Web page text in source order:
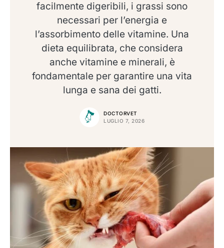
facilmente digeribili, i grassi sono
necessari per l’energia e
l’assorbimento delle vitamine. Una
dieta equilibrata, che considera
anche vitamine e minerali, è
fondamentale per garantire una vita
lunga e sana dei gatti.
DOCTORVET
LUGLIO 7, 2026